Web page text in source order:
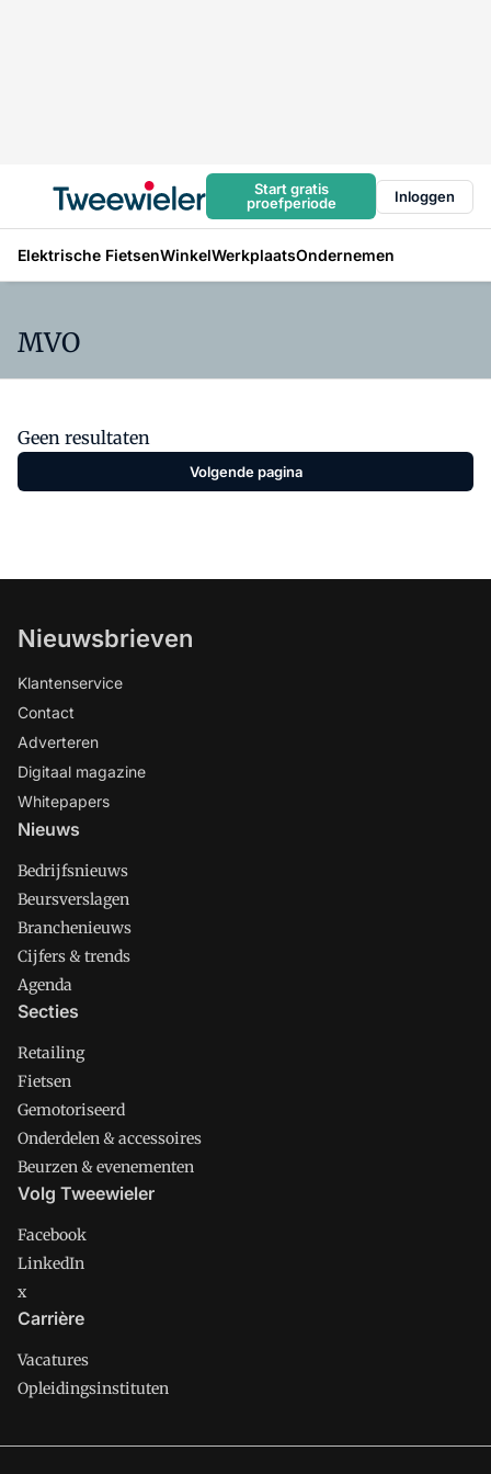
Start gratis
proefperiode
Inloggen
Elektrische FietsenWinkelWerkplaatsOndernemen
MVO
Geen resultaten
Volgende pagina
Nieuwsbrieven
Klantenservice
Contact
Adverteren
Digitaal magazine
Whitepapers
Nieuws
Bedrijfsnieuws
Beursverslagen
Branchenieuws
Cijfers & trends
Agenda
Secties
Retailing
Fietsen
Gemotoriseerd
Onderdelen & accessoires
Beurzen & evenementen
Volg Tweewieler
Facebook
LinkedIn
x
Carrière
Vacatures
Opleidingsinstituten